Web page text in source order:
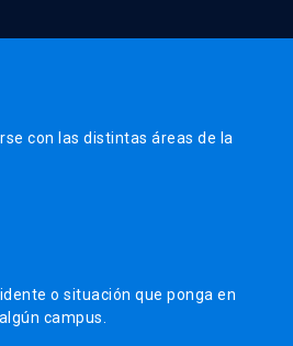
con las distintas áreas de la
o situación que ponga en
campus.